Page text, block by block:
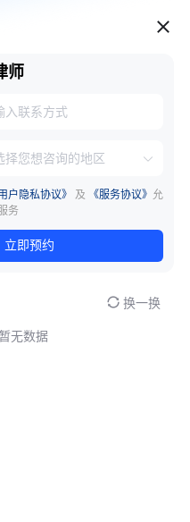
服务推荐
师
户隐私协议》 及 《服务协议》 允
务
立即预约
换一换
无数据